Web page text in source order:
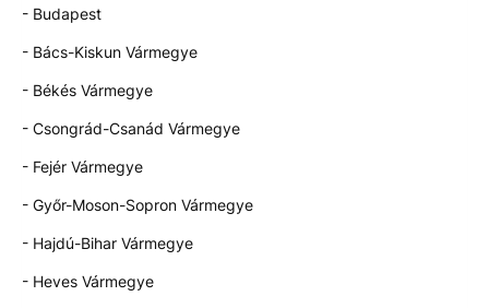
- Budapest
- Bács-Kiskun Vármegye
- Békés Vármegye
- Csongrád-Csanád Vármegye
- Fejér Vármegye
- Győr-Moson-Sopron Vármegye
- Hajdú-Bihar Vármegye
- Heves Vármegye